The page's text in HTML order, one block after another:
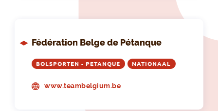
Fédération Belge de Pétanque
BOLSPORTEN - PETANQUE NATIONAAL
www.teambelgium.be